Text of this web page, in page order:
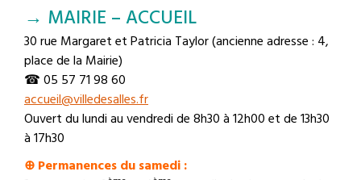
→ MAIRIE – ACCUEIL
30 rue Margaret et Patricia Taylor (ancienne adresse : 4,
place de la Mairie)
☎ 05 57 71 98 60
accueil@villedesalles.fr
Ouvert du lundi au vendredi de 8h30 à 12h00 et de 13h30
à 17h30
⊕ Permanences du samedi :